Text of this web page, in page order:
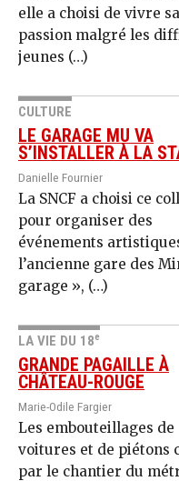
elle a choisi de vivre sa
passion malgré les
jeunes (…)
CULTURE
LE GARAGE MU VA
S’INSTALLER À LA
Danielle Fournier
La SNCF a choisi ce
pour organiser des
événements
l’ancienne gare des
garage », (…)
LA VIE DU 18e
GRANDE PAGAILLE À
CHÂTEAU-ROUGE
Marie-Odile Fargier
Les embouteillages de
voitures et de piétons
par le chantier du